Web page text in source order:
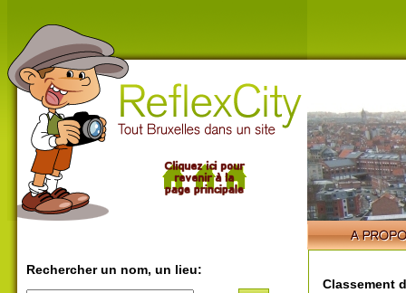
Rechercher un nom, un lieu:
Classement